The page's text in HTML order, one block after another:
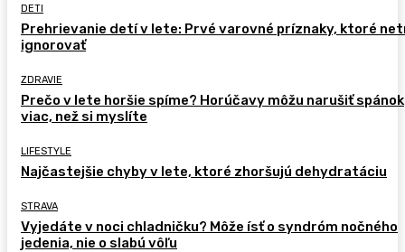
DETI
Prehrievanie detí v lete: Prvé varovné príznaky, ktoré
ignorovať
ZDRAVIE
Prečo v lete horšie spíme? Horúčavy môžu narušiť spánok
viac, než si myslíte
LIFESTYLE
Najčastejšie chyby v lete, ktoré zhoršujú dehydratáciu
STRAVA
Vyjedáte v noci chladničku? Môže ísť o syndróm nočného
jedenia, nie o slabú vôľu